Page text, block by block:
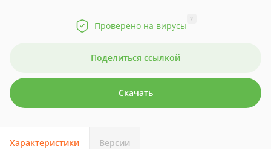
Проверено на вирусы
?
Поделиться ссылкой
Скачать
Характеристики Версии